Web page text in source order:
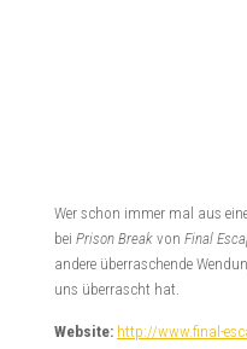
Wer schon immer mal aus
bei Prison Break von Final
andere überraschende
uns überrascht hat.
Website: http://www.final-